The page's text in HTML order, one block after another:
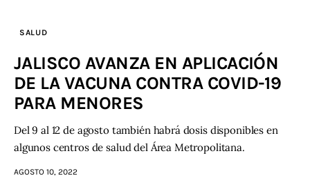
SALUD
JALISCO AVANZA EN APLICACIÓN
DE LA VACUNA CONTRA COVID-19
PARA MENORES
Del 9 al 12 de agosto también habrá dosis disponibles en
algunos centros de salud del Área Metropolitana.
AGOSTO 10, 2022